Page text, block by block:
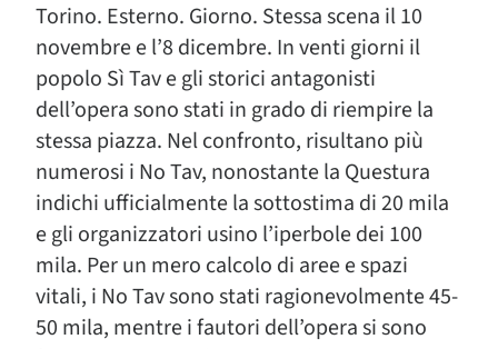
Torino. Esterno. Giorno. Stessa scena il 10
novembre e l’8 dicembre. In venti giorni il
popolo Sì Tav e gli storici antagonisti
dell’opera sono stati in grado di riempire la
stessa piazza. Nel confronto, risultano più
numerosi i No Tav, nonostante la Questura
indichi ufficialmente la sottostima di 20 mila
e gli organizzatori usino l’iperbole dei 100
mila. Per un mero calcolo di aree e spazi
vitali, i No Tav sono stati ragionevolmente 45-
50 mila, mentre i fautori dell’opera si sono